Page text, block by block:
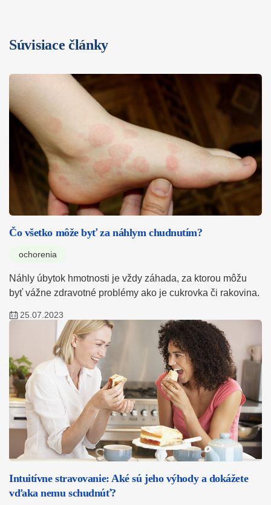
Súvisiace články
Čo všetko môže byť za náhlym chudnutím?
ochorenia
Náhly úbytok hmotnosti je vždy záhada, za ktorou môžu
byť vážne zdravotné problémy ako je cukrovka či rakovina.
25.07.2023
Intuitívne stravovanie: Aké sú jeho výhody a dokážete
vďaka nemu schudnúť?